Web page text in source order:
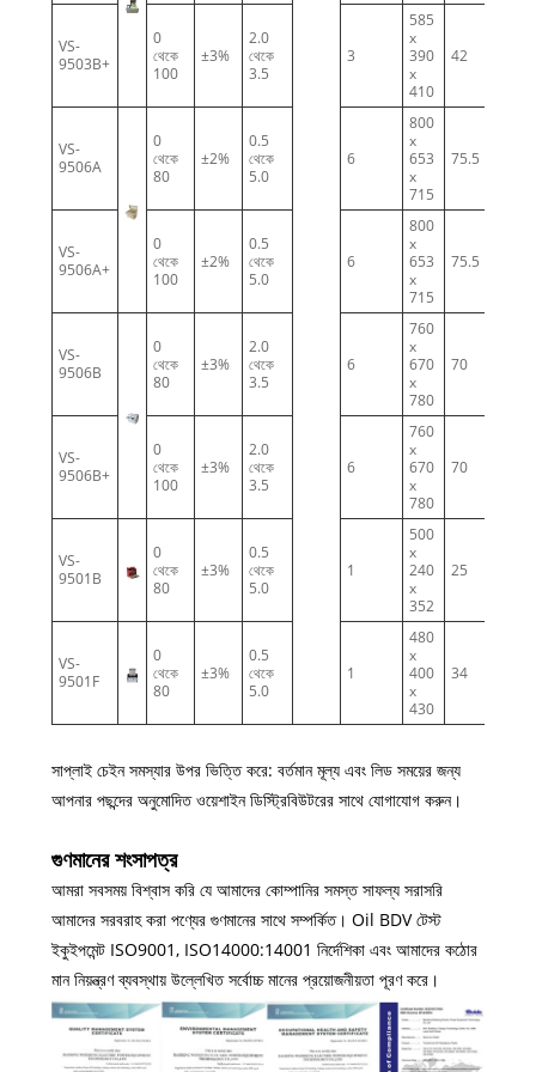
VS-
9503B+
0
থেকে
100
±3%
2.0
থেকে
3.5
3
585
x
390
x
410
42
VS-
9506A
0
থেকে
80
±2%
0.5
থেকে
5.0
6
800
x
653
x
715
75.5
VS-
9506A+
0
থেকে
100
±2%
0.5
থেকে
5.0
6
800
x
653
x
715
75.5
VS-
9506B
0
থেকে
80
±3%
2.0
থেকে
3.5
6
760
x
670
x
780
70
VS-
9506B+
0
থেকে
100
±3%
2.0
থেকে
3.5
6
760
x
670
x
780
70
VS-
9501B
0
থেকে
80
±3%
0.5
থেকে
5.0
1
500
x
240
x
352
25
VS-
9501F
0
থেকে
80
±3%
0.5
থেকে
5.0
1
480
x
400
x
430
34
সাপ্লাই চেইন সমস্যার উপর ভিত্তি করে: বর্তমান মূল্য এবং লিড সময়ের জন্য
আপনার পছন্দের অনুমোদিত ওয়েশাইন ডিস্ট্রিবিউটরের সাথে যোগাযোগ করুন।
গুণমানের শংসাপত্র
আমরা সবসময় বিশ্বাস করি যে আমাদের কোম্পানির সমস্ত সাফল্য সরাসরি
আমাদের সরবরাহ করা পণ্যের গুণমানের সাথে সম্পর্কিত। Oil BDV টেস্ট
ইকুইপমেন্ট ISO9001, ISO14000:14001 নির্দেশিকা এবং আমাদের কঠোর
মান নিয়ন্ত্রণ ব্যবস্থায় উল্লেখিত সর্বোচ্চ মানের প্রয়োজনীয়তা পূরণ করে।